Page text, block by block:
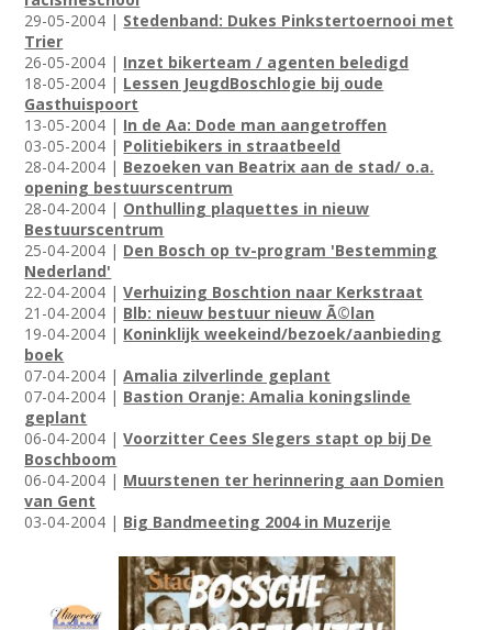
29-05-2004 | Stedenband: Dukes Pinkstertoernooi met
Trier
26-05-2004 | Inzet bikerteam / agenten beledigd
18-05-2004 | Lessen JeugdBoschlogie bij oude
Gasthuispoort
13-05-2004 | In de Aa: Dode man aangetroffen
03-05-2004 | Politiebikers in straatbeeld
28-04-2004 | Bezoeken van Beatrix aan de stad/ o.a.
opening bestuurscentrum
28-04-2004 | Onthulling plaquettes in nieuw
Bestuurscentrum
25-04-2004 | Den Bosch op tv-program 'Bestemming
Nederland'
22-04-2004 |Verhuizing Boschtion naar Kerkstraat
21-04-2004 | Blb: nieuw bestuur nieuw Ã©lan
19-04-2004 | Koninklijk weekeind/bezoek/aanbieding
boek
07-04-2004 |Amalia zilverlinde geplant
07-04-2004 | Bastion Oranje: Amalia koningslinde
geplant
06-04-2004 |Voorzitter Cees Slegers stapt op bij De
Boschboom
06-04-2004 | Muurstenen ter herinnering aan Domien
van Gent
03-04-2004 | Big Bandmeeting 2004 in Muzerije